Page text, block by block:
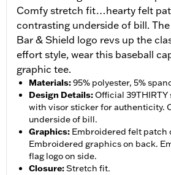
Comfy stretch fit…hearty felt
contrasting underside of bill.
Bar & Shield logo revs up the
effort style, wear this baseball
graphic tee.
Materials:95% polyester, 5%
Design Details:Official 39THIRTY
with visor sticker for authenticity.
underside of bill.
Graphics: Embroidered felt patch
Embroidered graphics on back.
flag logo on side.
Closure:Stretch fit.